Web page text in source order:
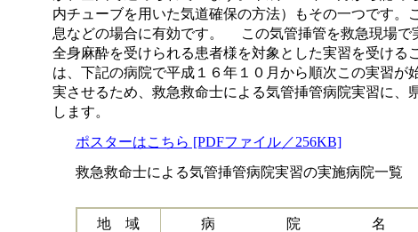
内チューブを用いた気道確保の方法）もその一つです。
息などの場合に有効です。 この気管挿管を救急現場で
全身麻酔を受けられる患者様を対象とした実習を受ける
は、下記の病院で平成１６年１０月から順次この実習
実させるため、救急救命士による気管挿管病院実習に、
します。
ポスターはこちら [PDFファイル／256KB]
救急救命士による気管挿管病院実習の実施病院一覧
地 域 病 院 名